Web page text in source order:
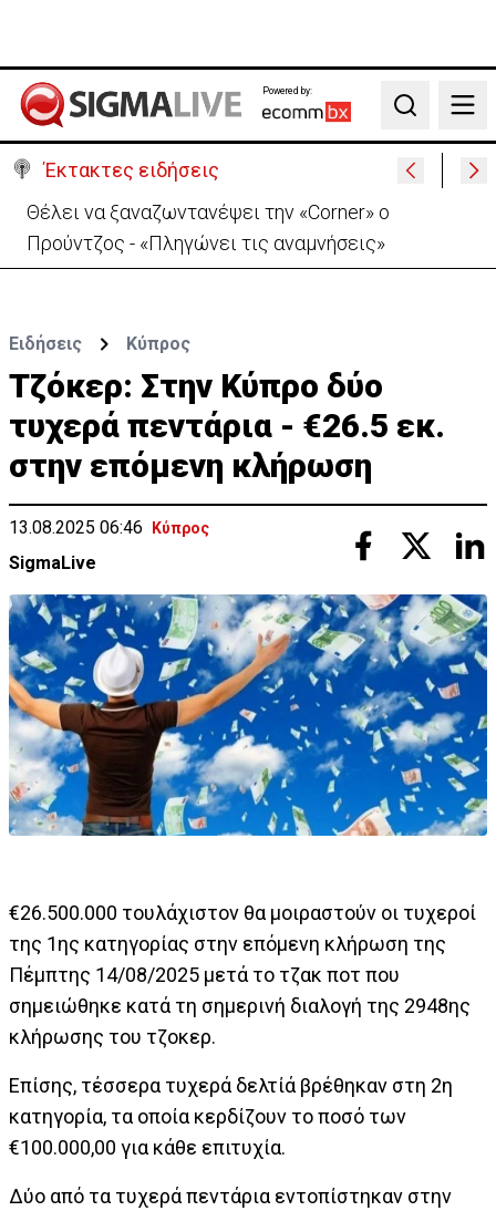
Powered by:
Search
Έκτακτες ειδήσεις
Χειροπέδες σε μοναχό για απόπειρα φόνου-
Μαχαίρωσε στο λαιμό 53χρονο
Ειδήσεις Κύπρος
Τζόκερ: Στην Κύπρο δύο
τυχερά πεντάρια - €26.5 εκ.
στην επόμενη κλήρωση
13.08.2025 06:46 Κύπρος
SigmaLive
€26.500.000 τουλάχιστον θα μοιραστούν οι τυχεροί
της 1ης κατηγορίας στην επόμενη κλήρωση της
Πέμπτης 14/08/2025 μετά το τζακ ποτ που
σημειώθηκε κατά τη σημερινή διαλογή της 2948ης
κλήρωσης του τζοκερ.
Επίσης, τέσσερα τυχερά δελτίά βρέθηκαν στη 2η
κατηγορία, τα οποία κερδίζουν το ποσό των
€100.000,00 για κάθε επιτυχία.
Δύο από τα τυχερά πεντάρια εντοπίστηκαν στην